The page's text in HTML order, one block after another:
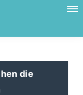
die